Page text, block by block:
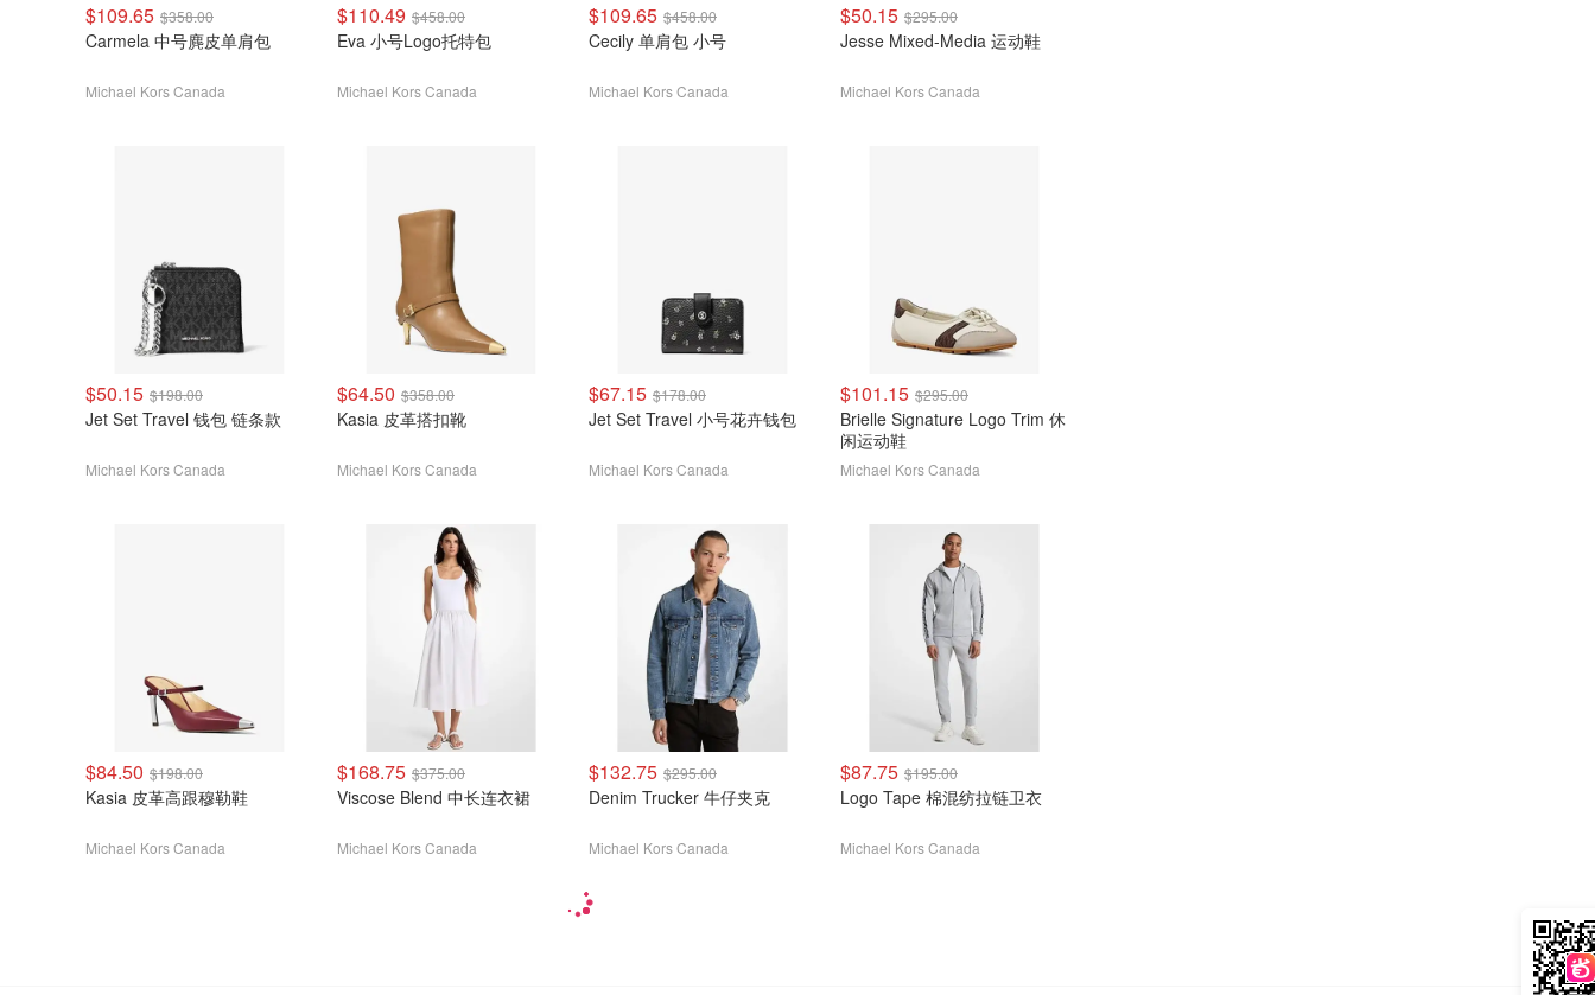
$109.65 $358.00
Carmela 中号麂皮单肩包
Michael Kors Canada
$110.49 $458.00
Eva 小号Logo托特包
Michael Kors Canada
$109.65 $458.00
Cecily 单肩包 小号
Michael Kors Canada
$50.15 $295.00
Jesse Mixed-Media 运动鞋
Michael Kors Canada
$50.15 $198.00
Jet Set Travel 钱包 链条款
Michael Kors Canada
$64.50 $358.00
Kasia 皮革搭扣靴
Michael Kors Canada
$67.15 $178.00
Jet Set Travel 小号花卉钱包
Michael Kors Canada
$101.15 $295.00
Brielle Signature Logo Trim 休
闲运动鞋
Michael Kors Canada
$84.50 $198.00
Kasia 皮革高跟穆勒鞋
Michael Kors Canada
$168.75 $375.00
Viscose Blend 中长连衣裙
Michael Kors Canada
$132.75 $295.00
Denim Trucker 牛仔夹克
Michael Kors Canada
$87.75 $195.00
Logo Tape 棉混纺拉链卫衣
Michael Kors Canada